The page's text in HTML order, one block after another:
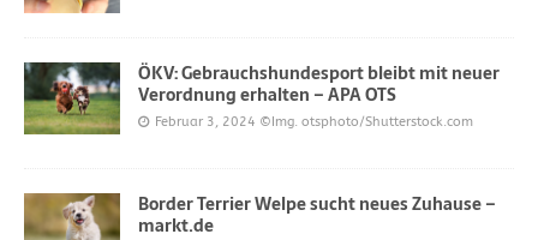
ÖKV: Gebrauchshundesport bleibt mit neuer
Verordnung erhalten – APA OTS
Februar 3, 2024 ©Img. otsphoto/Shutterstock.com
Border Terrier Welpe sucht neues Zuhause –
markt.de